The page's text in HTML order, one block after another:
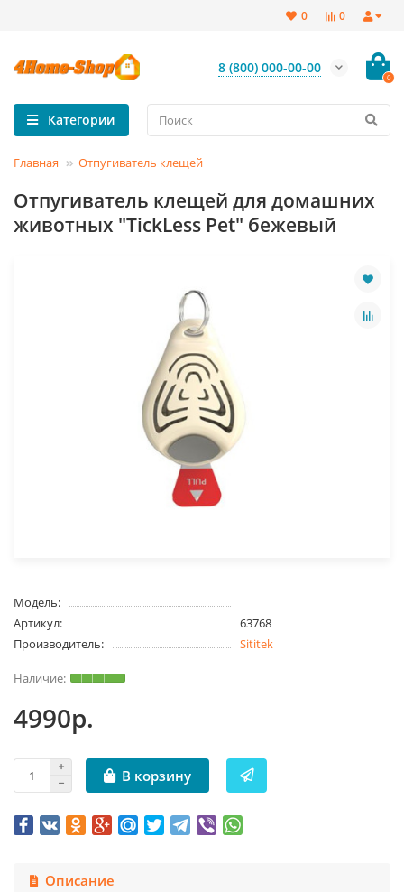
0
0
8 (800) 000-00-00
0
Категории
Главная Отпугиватель клещей
Отпугиватель клещей для домашних
животных "TickLess Pet" бежевый
Модель:
Артикул:
63768
Производитель:
Sititek
4990р.
В корзину
Описание